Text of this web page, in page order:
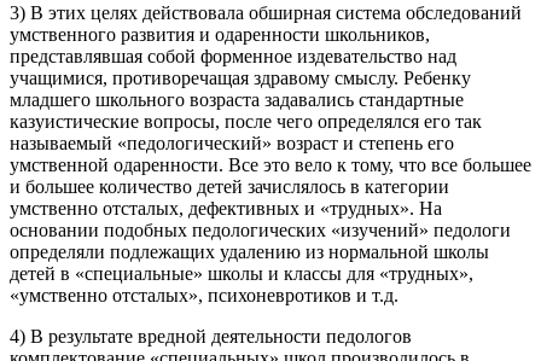
3) В этих целях действовала обширная система обследований
умственного развития и одаренности школьников,
представлявшая собой форменное издевательство над
учащимися, противоречащая здравому смыслу. Ребенку
младшего школьного возраста задавались стандартные
казуистические вопросы, после чего определялся его так
называемый «педологический» возраст и степень его
умственной одаренности. Все это вело к тому, что все большее
и большее количество детей зачислялось в категории
умственно отсталых, дефективных и «трудных». На
основании подобных педологических «изучений» педологи
определяли подлежащих удалению из нормальной школы
детей в «специальные» школы и классы для «трудных»,
«умственно отсталых», психоневротиков и т.д.
4) В результате вредной деятельности педологов